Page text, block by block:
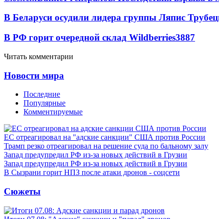
В Беларуси осудили лидера группы Ляпис
В РФ горит очередной склад Wildberries3887
Читать комментарии
Новости мира
Последние
Популярные
Комментируемые
ЕС отреагировал на "адские санкции" США против России
Трамп резко отреагировал на решение суда по бальному залу
Запад предупредил РФ из-за новых действий в Грузии
Запад предупредил РФ из-за новых действий в Грузии
В Сызрани горит НПЗ после атаки дронов - соцсети
Сюжеты